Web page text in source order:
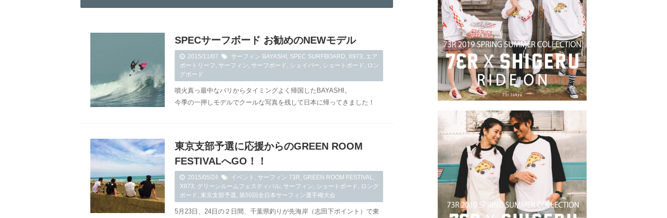
SPECサーフボード お勧めのNEWモデル
2015/11/07 サーフィン BAYASHI,SPEC SURFBOARD,X973,エア
ポートリーフ,サーフィン,サーフボード,シェイパー,ショートボード,ロン
グボード
噴火真っ最中なバリからタイミングよく帰国したBAYASHI。
今季の一押しモデルでクールな写真を残して日本に帰ってきました！
東京支部予選に応援からのGREEN ROOM
FESTIVALへGO！！
2015/05/24 イベント,サーフィン 73R,GREEN ROOM FESTIVAL,
X973,グリーンルームフェスティバル,サーフィン,ショートボード,ロング
ボード,東京支部予選,第50回全日本サーフィン選手権大会
5月23日、24日の２日間、千葉県釣りが先海岸（志田下ポイント）で東